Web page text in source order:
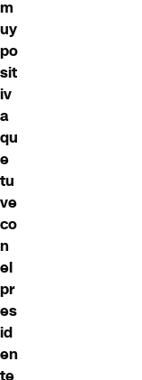
m
uy
po
sit
iv
a
qu
e
tu
ve
co
n
el
pr
es
id
en
te